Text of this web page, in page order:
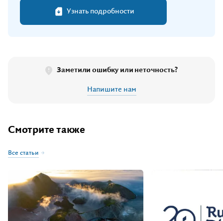
Узнать подробности
Заметили ошибку или неточность?
Напишите нам
Смотрите также
Все статьи